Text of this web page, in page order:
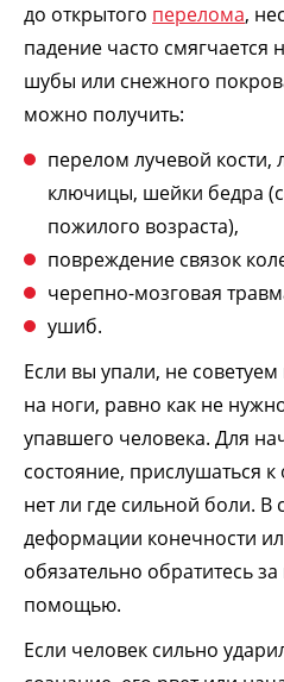
до открытого перелома,
падение часто
шубы или снежного
можно получить:
перелом лучевой кости,
ключицы, шейки бедра
пожилого возраста),
повреждение связок
черепно-мозговая
ушиб.
Если вы упали, не
на ноги, равно как не
упавшего человека. Для
состояние, прислушаться
нет ли где сильной боли. В
деформации конечности
обязательно обратитесь
помощью.
Если человек сильно